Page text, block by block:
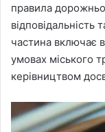
правила
частина включає
умовах міського
керівництвом